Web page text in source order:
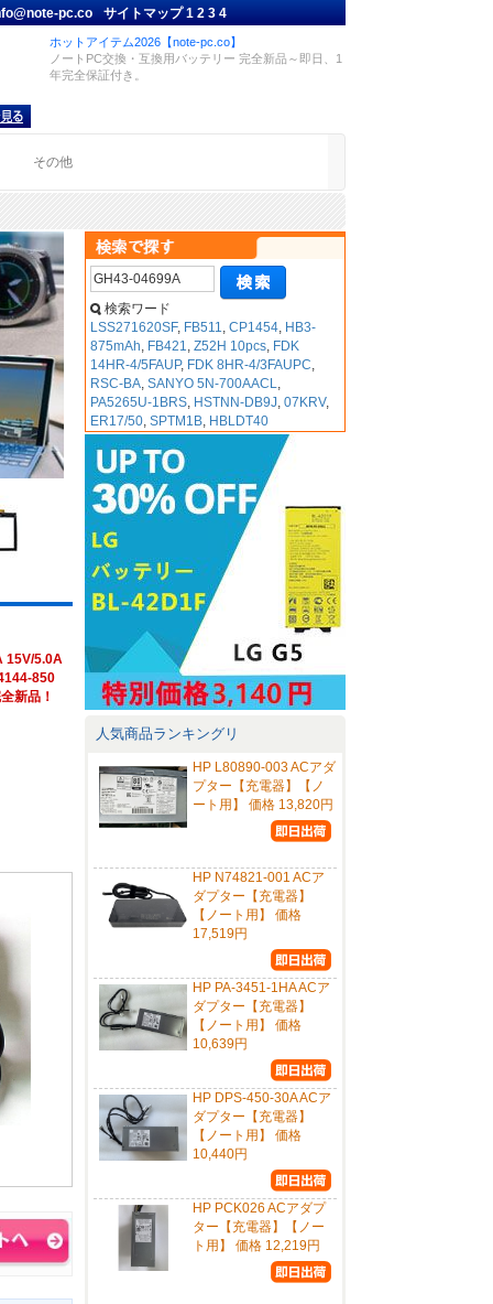
pc.co サイトマップ1234
ホットアイテム2026【note-pc.co】
ノートPC交換・互換用バッテリー 完全新品～即日、1
年完全保証付き。
その他
15V/5.0A
850
新品！
検索ワード
LSS271620SF, FB511,CP1454, HB3-
875mAh, FB421,Z52H 10pcs, FDK
14HR-4/5FAUP, FDK 8HR-4/3FAUPC,
RSC-BA,SANYO 5N-700AACL,
PA5265U-1BRS, HSTNN-DB9J,07KRV,
ER17/50,SPTM1B, HBLDT40
人気商品ランキングリ
HP L80890-003 ACアダ
プター【充電器】【ノ
ート用】 価格 13,820円
HP N74821-001 ACア
ダプター【充電器】
【ノート用】 価格
17,519円
HP PA-3451-1HA ACア
ダプター【充電器】
【ノート用】 価格
10,639円
HP DPS-450-30A ACア
ダプター【充電器】
【ノート用】 価格
10,440円
HP PCK026 ACアダプ
ター【充電器】【ノー
ト用】 価格 12,219円